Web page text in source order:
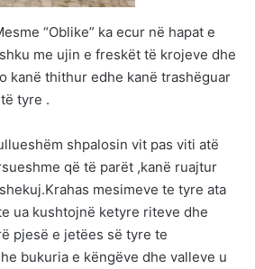
“Oblike” ka ecur në hapat e
me ujin e freskët të krojeve dhe
kanë thithur edhe kanë trashëguar
tyre .
shpalosin vit pas viti atë
që të parët ,kanë ruajtur
mesimeve te tyre ata
ua kushtojnë ketyre riteve dhe
pjesë e jetëes së tyre te
bukuria e këngëve dhe valleve u